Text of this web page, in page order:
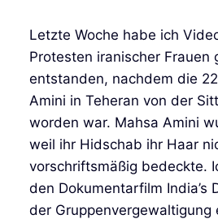
Letzte Woche habe ich
Protesten iranischer Frauen
entstanden, nachdem die
Amini in Teheran von der
worden war. Mahsa Amini
weil ihr Hidschab ihr Haar
vorschriftsmäßig bedeckte.
den Dokumentarfilm India’s
der Gruppenvergewaltigung